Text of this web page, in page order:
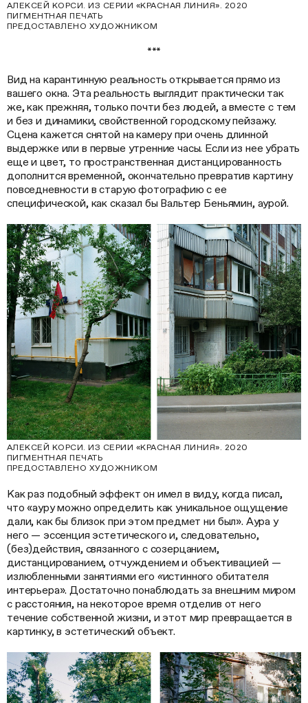
АЛЕКСЕЙ КОРСИ. ИЗ СЕРИИ «КРАСНАЯ ЛИНИЯ». 2020
ПИГМЕНТНАЯ ПЕЧАТЬ
ПРЕДОСТАВЛЕНО ХУДОЖНИКОМ
***
Вид на карантинную реальность открывается прямо из
вашего окна. Эта реальность выглядит практически так
же, как прежняя, только почти без людей, а вместе с тем
и без и динамики, свойственной городскому пейзажу.
Сцена кажется снятой на камеру при очень длинной
выдержке или в первые утренние часы. Если из нее убрать
еще и цвет, то пространственная дистанцированность
дополнится временной, окончательно превратив картину
повседневности в старую фотографию с ее
специфической, как сказал бы Вальтер Беньямин, аурой.
АЛЕКСЕЙ КОРСИ. ИЗ СЕРИИ «КРАСНАЯ ЛИНИЯ». 2020
ПИГМЕНТНАЯ ПЕЧАТЬ
ПРЕДОСТАВЛЕНО ХУДОЖНИКОМ
Как раз подобный эффект он имел в виду, когда писал,
что «ауру можно определить как уникальное ощущение
дали, как бы близок при этом предмет ни был». Аура у
него — эссенция эстетического и, следовательно,
(без)действия, связанного с созерцанием,
дистанцированием, отчуждением и объективацией —
излюбленными занятиями его «истинного обитателя
интерьера». Достаточно понаблюдать за внешним миром
с расстояния, на некоторое время отделив от него
течение собственной жизни, и этот мир превращается в
картинку, в эстетический объект.